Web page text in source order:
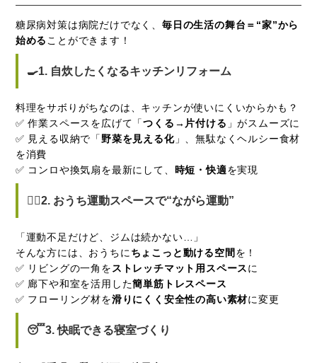
糖尿病対策は病院だけでなく、毎日の生活の舞台＝“家”から
始める ことができます！
🍳1. 自炊したくなるキッチンリフォーム
料理をサボりがちなのは、キッチンが使いにくいからかも？
✅ 作業スペースを広げて「つくる→片付ける 」がスムーズに
✅ 見える収納で「 野菜を見える化」、無駄なくヘルシー食材
を消費
✅ コンロや換気扇を最新にして、 時短・快適を実現
🧘‍♀️2. おうち運動スペースで“ながら運動”
「運動不足だけど、ジムは続かない…」
そんな方には、おうちにちょこっと動ける空間 を！
✅ リビングの一角をストレッチマット用スペースに
✅ 廊下や和室を活用した簡単筋トレスペース
✅ フローリング材を滑りにくく安全性の高い素材に変更
😴3. 快眠できる寝室づくり